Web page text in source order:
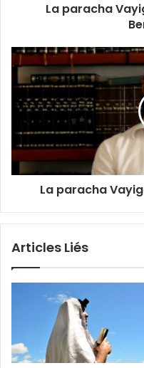
La paracha
La paracha
Articles Liés